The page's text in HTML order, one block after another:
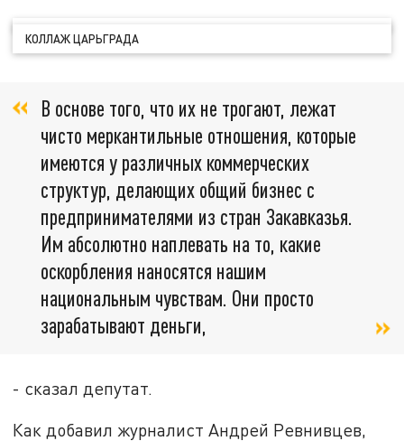
КОЛЛАЖ ЦАРЬГРАДА
В основе того, что их не трогают, лежат
чисто меркантильные отношения, которые
имеются у различных коммерческих
структур, делающих общий бизнес с
предпринимателями из стран Закавказья.
Им абсолютно наплевать на то, какие
оскорбления наносятся нашим
национальным чувствам. Они просто
зарабатывают деньги,
- сказал депутат.
Как добавил журналист Андрей Ревнивцев,